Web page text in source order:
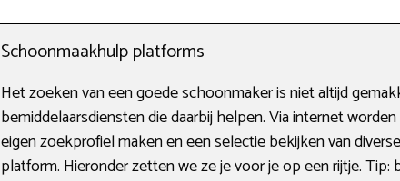
Schoonmaakhulp platforms
Het zoeken van een goede schoonmaker is niet altijd
bemiddelaarsdiensten die daarbij helpen. Via internet
eigen zoekprofiel maken en een selectie bekijken van
platform. Hieronder zetten we ze je voor je op een rijtje.